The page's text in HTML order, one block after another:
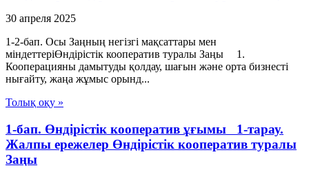
30 апреля 2025
1-2-бап. Осы Заңның негізгі мақсаттары мен
міндеттеріӨндiрiстiк кооператив туралы Заңы 1.
Кооперацияны дамытуды қолдау, шағын және орта бизнесті
нығайту, жаңа жұмыс орынд...
Толық оқу »
1-бап. Өндiрiстiк кооператив ұғымы 1-тарау.
Жалпы ережелер Өндiрiстiк кооператив туралы
Заңы